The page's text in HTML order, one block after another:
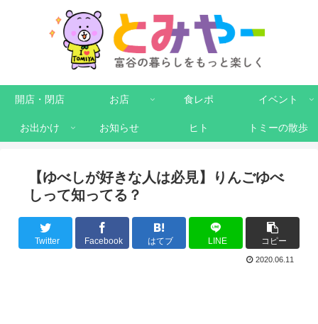
開店・閉店 お店 食レポ イベント
お出かけ お知らせ ヒト トミーの散歩
【ゆべしが好きな人は必見】りんごゆべ
しって知ってる？
Twitter Facebook はてブ LINE コピー
2020.06.11